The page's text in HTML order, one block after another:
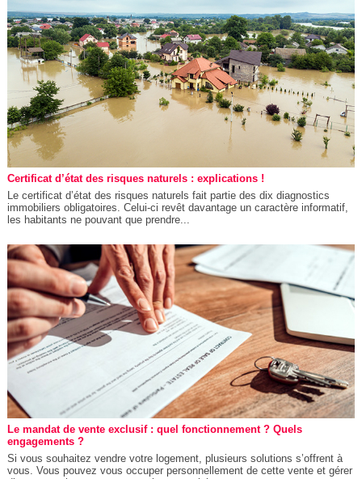
Certificat d’état des risques naturels : explications !
Le certificat d’état des risques naturels fait partie des dix diagnostics
immobiliers obligatoires. Celui-ci revêt davantage un caractère informatif,
les habitants ne pouvant que prendre...
Le mandat de vente exclusif : quel fonctionnement ? Quels
engagements ?
Si vous souhaitez vendre votre logement, plusieurs solutions s’offrent à
vous. Vous pouvez vous occuper personnellement de cette vente et gérer